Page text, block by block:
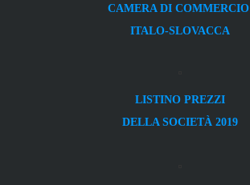
CAMERA DI COMMERCIO
ITALO-SLOVACCA
LISTINO PREZZI
DELLA SOCIETÀ 2019